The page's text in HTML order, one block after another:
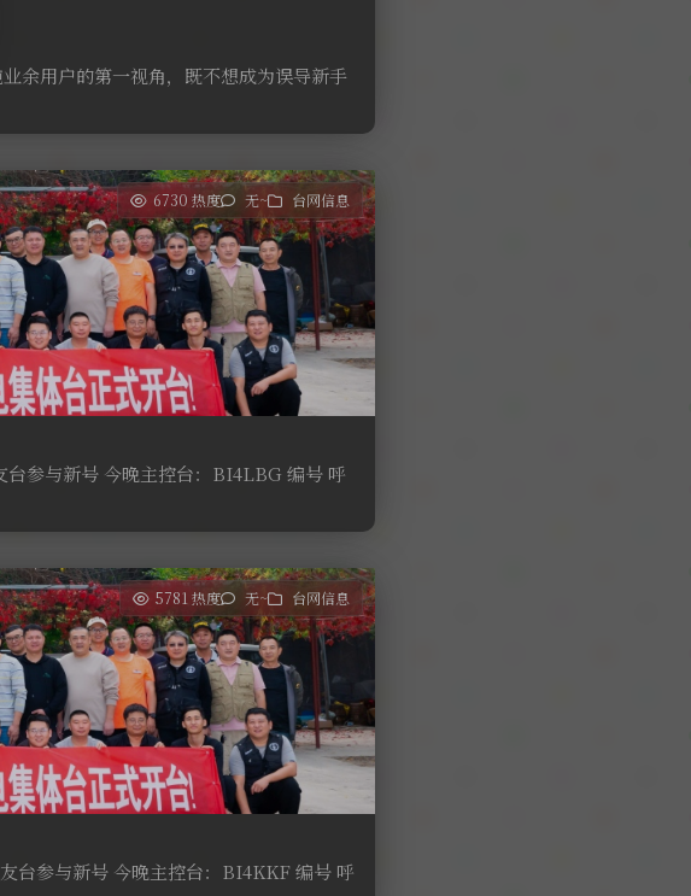
余用户的第一视角，既不想成为误导新手
6730 热度 无~ 台网信息
参与新号 今晚主控台：BI4LBG 编号 呼
5781 热度 无~ 台网信息
台参与新号 今晚主控台：BI4KKF 编号 呼